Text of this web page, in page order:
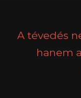
A tévedés
hanem